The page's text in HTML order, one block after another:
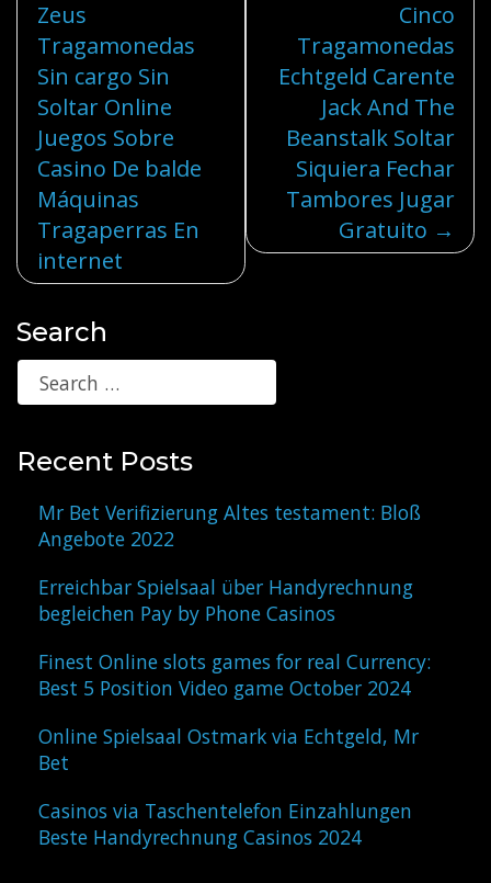
navigation
Zeus
Tragamonedas
Sin cargo Sin
Soltar Online
Juegos Sobre
Casino De balde
Máquinas
Tragaperras En
internet
Cinco
Tragamonedas
Echtgeld Carente
Jack And The
Beanstalk Soltar
Siquiera Fechar
Tambores Jugar
Gratuito
Search
Recent Posts
Mr Bet Verifizierung Altes testament: Bloß
Angebote 2022
Erreichbar Spielsaal über Handyrechnung
begleichen Pay by Phone Casinos
Finest Online slots games for real Currency:
Best 5 Position Video game October 2024
Online Spielsaal Ostmark via Echtgeld, Mr
Bet
Casinos via Taschentelefon Einzahlungen
Beste Handyrechnung Casinos 2024